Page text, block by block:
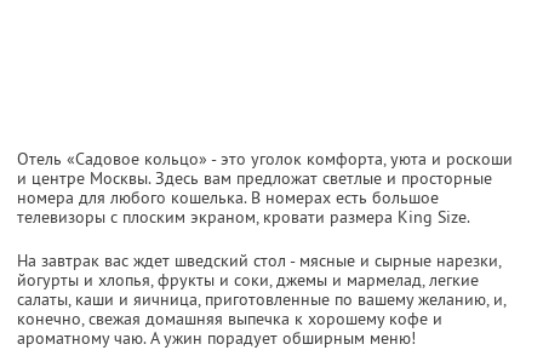
Отель «Садовое кольцо» - это уголок комфорта, уюта и роскоши
и центре Москвы. Здесь вам предложат светлые и просторные
номера для любого кошелька. В номерах есть большое
телевизоры с плоским экраном, кровати размера King Size.
На завтрак вас ждет шведский стол - мясные и сырные нарезки,
йогурты и хлопья, фрукты и соки, джемы и мармелад, легкие
салаты, каши и яичница, приготовленные по вашему желанию, и,
конечно, свежая домашняя выпечка к хорошему кофе и
ароматному чаю. А ужин порадует обширным меню!